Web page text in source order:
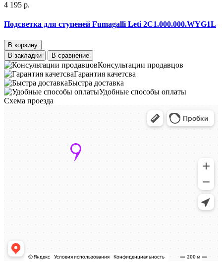
4 195 р.
Подсветка для ступеней Fumagalli Leti 2C1.000.000.WYG1L
В корзину
В закладки
В сравнение
Консультации продавцов
Гарантия качетсва
Быстра доставка
Удобные способы оплаты
Схема проезда